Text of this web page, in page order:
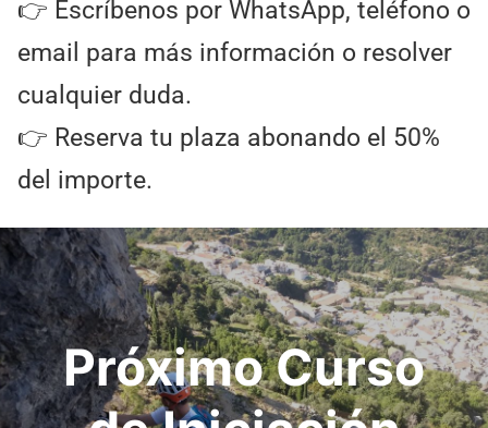
👉 Escríbenos por WhatsApp, teléfono o
email para más información o resolver
cualquier duda.
👉 Reserva tu plaza abonando el 50%
del importe.
Próximo Curso